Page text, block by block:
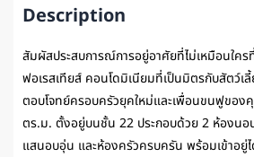
Description
สัมผัสประสบการณ์การอยู่อาศัยที่ไม่เหมือนใคร
ฟอเรสเทียส์ คอนโดมิเนียมที่เป็นมิตรกับสัตว์เ
ตอบโจทย์ครอบครัวยุคใหม่และเพื่อนขนฟูขอ
ตร.ม. ตั้งอยู่บนชั้น 22 ประกอบด้วย 2 ห้องนอ
แสนอบอุ่น และห้องครัวครบครัน พร้อมเข้าอ